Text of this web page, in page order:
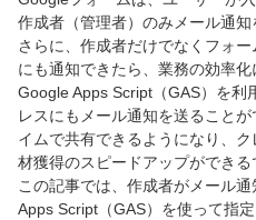
作成者（管理者）のみメール通知
さらに、作成者だけでなくフォ
にも通知できたら、業務の効率
Google Apps Script（GAS）を利
レスにもメール通知を送ること
イムで共有できるようになり、
材獲得のスピードアップができる
この記事では、作成者がメール
Apps Script（GAS）を使って指